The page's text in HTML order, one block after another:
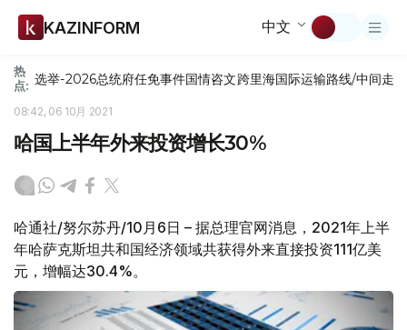
KAZINFORM 中文
热
点: 选举-2026总统府任免事件国情咨文跨里海国际运输路线/中间走廊
08:42, 06 10月 2021
哈国上半年外来投资增长30%
哈通社/努尔苏丹/10月6日 – 据总理官网消息，2021年上半
年哈萨克斯坦共和国经济领域共获得外来直接投资111亿美
元，增幅达30.4%。